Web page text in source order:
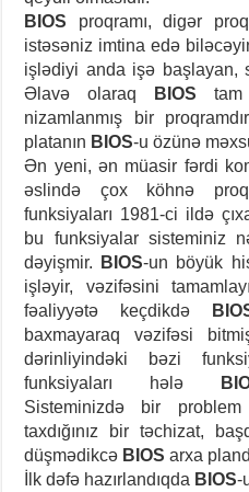
BIOS proqramı, digər
istəsəniz imtina edə
işlədiyi anda işə başlayan,
Əlavə olaraq
BIOS tam
nizamlanmış bir
platanın BIOS-u özünə
Ən yeni, ən müasir fərdi
əslində çox köhnə
funksiyaları 1981-ci ildə
bu funksiyalar sisteminiz
dəyişmir.
BIOS-un böyük
işləyir, vəzifəsini
fəaliyyətə keçdikdə
baxmayaraq vəzifəsi
dərinliyindəki bəzi
funksiyaları hələ
Sisteminizdə bir
taxdığınız bir təchizat,
düşmədikcə BIOS arxa
İlk dəfə hazırlandıqda BIOS-